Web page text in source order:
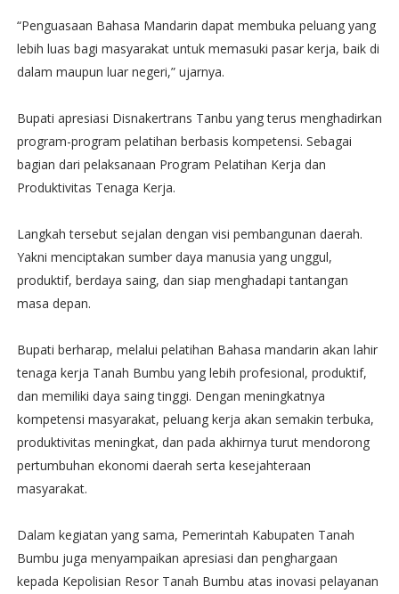
“Penguasaan Bahasa Mandarin dapat membuka peluang yang
lebih luas bagi masyarakat untuk memasuki pasar kerja, baik di
dalam maupun luar negeri,” ujarnya.
Bupati apresiasi Disnakertrans Tanbu yang terus menghadirkan
program-program pelatihan berbasis kompetensi. Sebagai
bagian dari pelaksanaan Program Pelatihan Kerja dan
Produktivitas Tenaga Kerja.
Langkah tersebut sejalan dengan visi pembangunan daerah.
Yakni menciptakan sumber daya manusia yang unggul,
produktif, berdaya saing, dan siap menghadapi tantangan
masa depan.
Bupati berharap, melalui pelatihan Bahasa mandarin akan lahir
tenaga kerja Tanah Bumbu yang lebih profesional, produktif,
dan memiliki daya saing tinggi. Dengan meningkatnya
kompetensi masyarakat, peluang kerja akan semakin terbuka,
produktivitas meningkat, dan pada akhirnya turut mendorong
pertumbuhan ekonomi daerah serta kesejahteraan
masyarakat.
Dalam kegiatan yang sama, Pemerintah Kabupaten Tanah
Bumbu juga menyampaikan apresiasi dan penghargaan
kepada Kepolisian Resor Tanah Bumbu atas inovasi pelayanan